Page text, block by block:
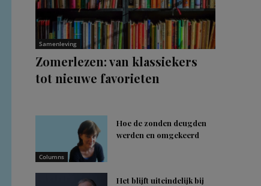
Samenleving
Zomerlezen: van klassiekers
tot nieuwe favorieten
Columns
Hoe de zonden deugden
werden en omgekeerd
Het blijft uiteindelijk bij